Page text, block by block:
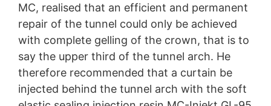
MC, realised that an efficient and permanent
repair of the tunnel could only be achieved
with complete gelling of the crown, that is to
say the upper third of the tunnel arch. He
therefore recommended that a curtain be
injected behind the tunnel arch with the soft
това искане. Данните, обработени преди да получим
вашата заявка, все още могат да бъдат законно
обработени .
Право на подаване на жалби до регулаторните
органи
Ако е налице нарушение на законодателството за
защита на данните, засегнатото лице може да
подаде жалба до компетентните регулаторни